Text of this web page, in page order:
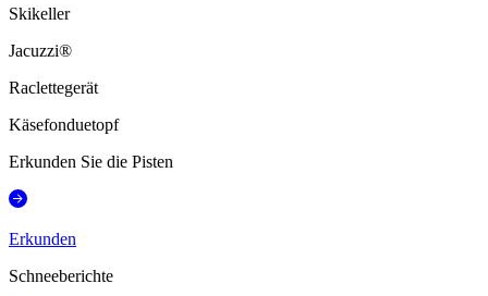
Skikeller
Jacuzzi®
Raclettegerät
Käsefonduetopf
Erkunden Sie die Pisten
Erkunden
Schneeberichte